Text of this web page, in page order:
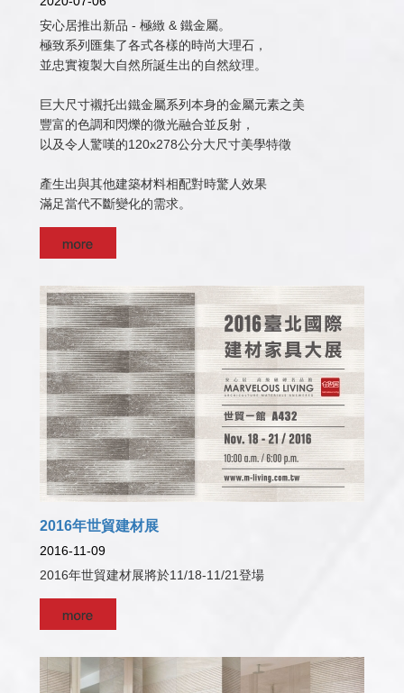
安心居推出新品 - 極緻 & 鐵金屬。
極致系列匯集了各式各樣的時尚大理石，
並忠實複製大自然所誕生出的自然紋理。
巨大尺寸襯托出鐵金屬系列本身的金屬元素之美
豐富的色調和閃爍的微光融合並反射，
以及令人驚嘆的120x278公分大尺寸美學特徵
產生出與其他建築材料相配對時驚人效果
滿足當代不斷變化的需求。
2016年世貿建材展
2016-11-09
2016年世貿建材展將於11/18-11/21登場